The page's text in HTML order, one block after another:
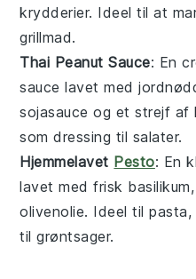
krydderier. Ideel til at
grillmad.
Thai Peanut Sauce: En
sauce lavet med
sojasauce og et strejf af
som dressing til salater.
Hjemmelavet Pesto: En
lavet medfrisk basilikum,
olivenolie. Ideel tilpasta,
tilgrøntsager.